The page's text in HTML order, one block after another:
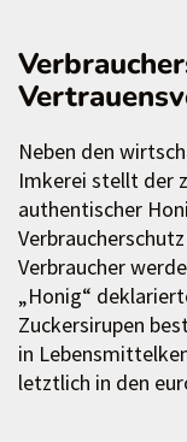
Neben den
Imkerei stellt der
authentischer
Verbraucher
„Honig“
Zuckersirupen
in
letztlich in den